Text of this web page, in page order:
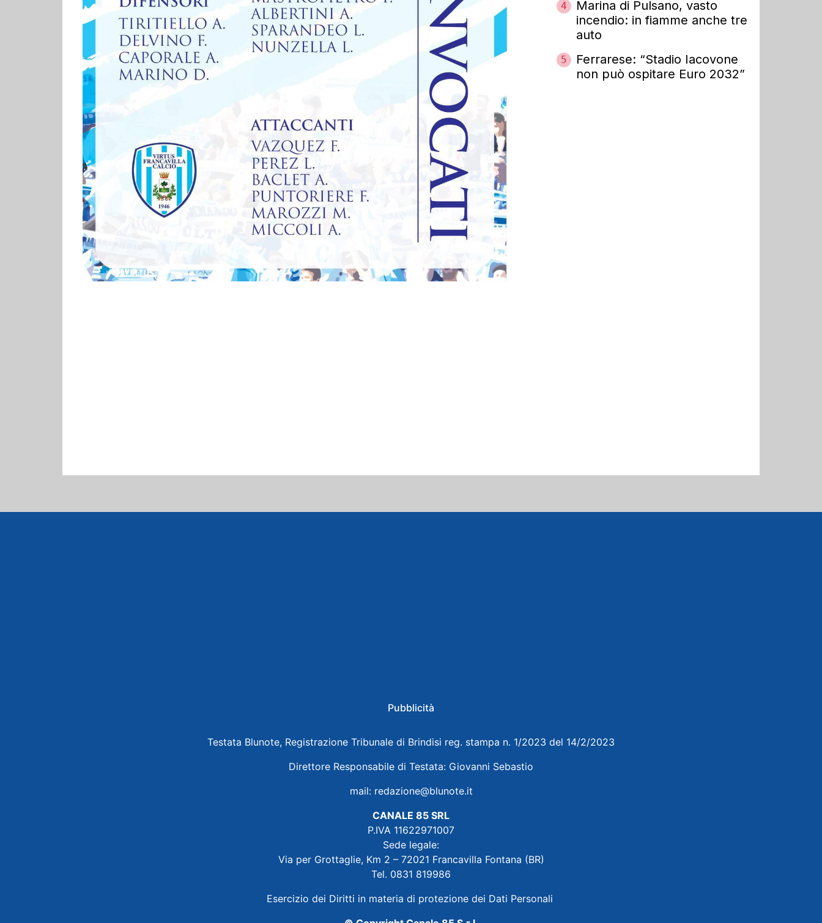
4
Marina di Pulsano, vasto
incendio: in fiamme anche tre
auto
5
Ferrarese: “Stadio Iacovone
non può ospitare Euro 2032”
Pubblicità
Testata Blunote, Registrazione Tribunale di Brindisi reg. stampa n. 1/2023 del 14/2/2023
Direttore Responsabile di Testata: Giovanni Sebastio
mail: redazione@blunote.it
CANALE 85 SRL
P.IVA 11622971007
Sede legale:
Via per Grottaglie, Km 2 – 72021 Francavilla Fontana (BR)
Tel. 0831 819986
Esercizio dei Diritti in materia di protezione dei Dati Personali